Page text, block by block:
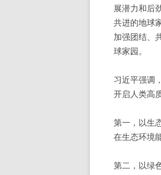
展潜力和后
共进的地球
加强团结、
球家园。
习近平强调
开启人类高
第一，以生
在生态环境
第二，以绿